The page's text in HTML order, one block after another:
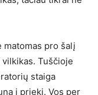
matomas pro šalį
Tuščioje
staiga
į priekį. Vos per